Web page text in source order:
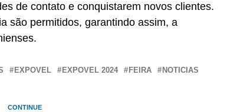
de contato e conquistarem novos clientes.
são permitidos, garantindo assim, a
EXPOVEL EXPOVEL 2024 FEIRA
NOTICIAS
CONTINUE